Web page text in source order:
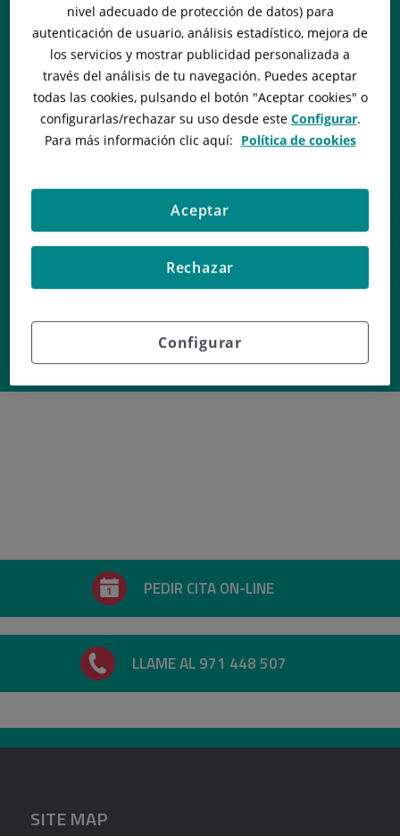
Manzano Alemany
ONCOLOGÍA
PEDIR CITA ON-LINE
LLAME AL 971 448 507
SITE MAP
nivel adecuado de protección de datos) para
autenticación de usuario, análisis estadístico, mejora de
los servicios y mostrar publicidad personalizada a
través del análisis de tu navegación. Puedes aceptar
todas las cookies, pulsando el botón "Aceptar cookies" o
configurarlas/rechazarsu uso desde este Configurar.
Para más información clic aquí: Política de cookies
Configurar
Rechazar
Aceptar